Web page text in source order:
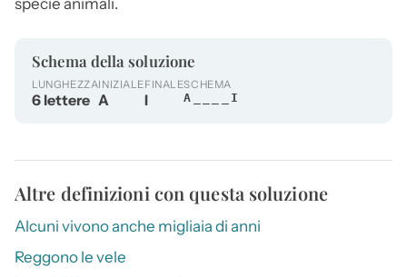
Schema della soluzione
LUNGHEZZA
6 lettere
INIZIALE
A
FINALE
I
SCHEMA
A____I
Altre definizioni con questa soluzione
Alcuni vivono anche migliaia di anni
Reggono le vele